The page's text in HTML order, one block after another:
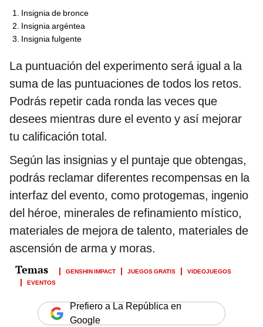
Insignia de bronce
Insignia argéntea
Insignia fulgente
La puntuación del experimento será igual a la
suma de las puntuaciones de todos los retos.
Podrás repetir cada ronda las veces que
desees mientras dure el evento y así mejorar
tu calificación total.
Según las insignias y el puntaje que obtengas,
podrás reclamar diferentes recompensas en la
interfaz del evento, como protogemas, ingenio
del héroe, minerales de refinamiento místico,
materiales de mejora de talento, materiales de
ascensión de arma y moras.
GENSHIN IMPACT JUEGOS GRATIS
VIDEOJUEGOS
EVENTOS
Prefiero a La República en
Google